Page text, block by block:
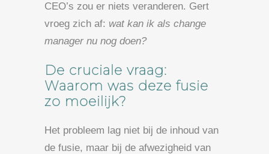
CEO’s zou er niets veranderen. Gert
vroeg zich af: wat kan ik als change
manager nu nog doen?
De cruciale vraag:
Waarom was deze fusie
zo moeilijk?
Het probleem lag niet bij de inhoud van
de fusie, maar bij de afwezigheid van